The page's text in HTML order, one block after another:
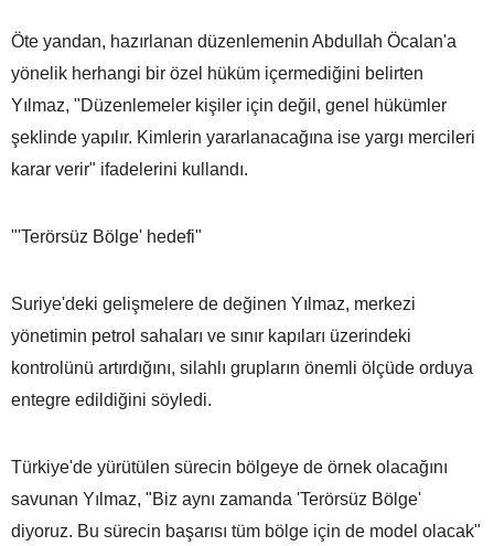
Öte yandan, hazırlanan düzenlemenin Abdullah Öcalan'a
yönelik herhangi bir özel hüküm içermediğini belirten
Yılmaz, "Düzenlemeler kişiler için değil, genel hükümler
şeklinde yapılır. Kimlerin yararlanacağına ise yargı mercileri
karar verir" ifadelerini kullandı.
"'Terörsüz Bölge' hedefi"
Suriye'deki gelişmelere de değinen Yılmaz, merkezi
yönetimin petrol sahaları ve sınır kapıları üzerindeki
kontrolünü artırdığını, silahlı grupların önemli ölçüde orduya
entegre edildiğini söyledi.
Türkiye'de yürütülen sürecin bölgeye de örnek olacağını
savunan Yılmaz, "Biz aynı zamanda 'Terörsüz Bölge'
diyoruz. Bu sürecin başarısı tüm bölge için de model olacak"